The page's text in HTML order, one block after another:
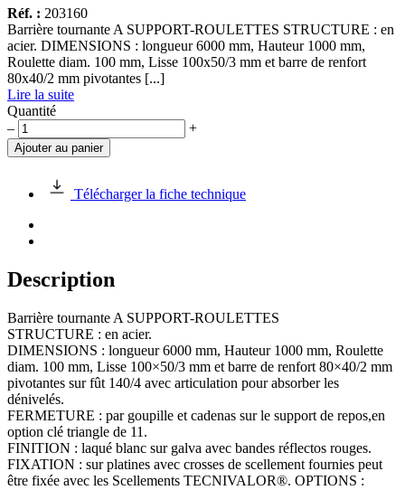
Réf. : 203160
Barrière tournante A SUPPORT-ROULETTES STRUCTURE : en
acier. DIMENSIONS : longueur 6000 mm, Hauteur 1000 mm,
Roulette diam. 100 mm, Lisse 100x50/3 mm et barre de renfort
80x40/2 mm pivotantes [...]
Lire la suite
Quantité
quantité
de
Barrière
6000mmm
– +
Ajouter au panier
Télécharger la fiche technique
Description
Barrière tournante A SUPPORT-ROULETTES
STRUCTURE : en acier.
DIMENSIONS : longueur 6000 mm, Hauteur 1000 mm, Roulette
diam. 100 mm, Lisse 100×50/3 mm et barre de renfort 80×40/2 mm
pivotantes sur fût 140/4 avec articulation pour absorber les
dénivelés.
FERMETURE : par goupille et cadenas sur le support de repos,en
option clé triangle de 11.
FINITION : laqué blanc sur galva avec bandes réflectos rouges.
FIXATION : sur platines avec crosses de scellement fournies peut
être fixée avec les Scellements TECNIVALOR®. OPTIONS :